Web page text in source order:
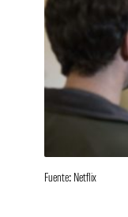
Fuente: Netflix